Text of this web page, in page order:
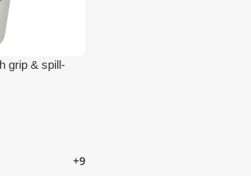
grip & spill-
+9